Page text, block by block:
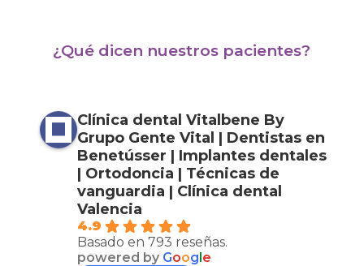
¿Qué dicen nuestros pacientes?
Clínica dental Vitalbene By
Grupo Gente Vital | Dentistas en
Benetússer | Implantes dentales
| Ortodoncia | Técnicas de
vanguardia | Clínica dental
Valencia
4.9
Basado en 793 reseñas.
powered by Google